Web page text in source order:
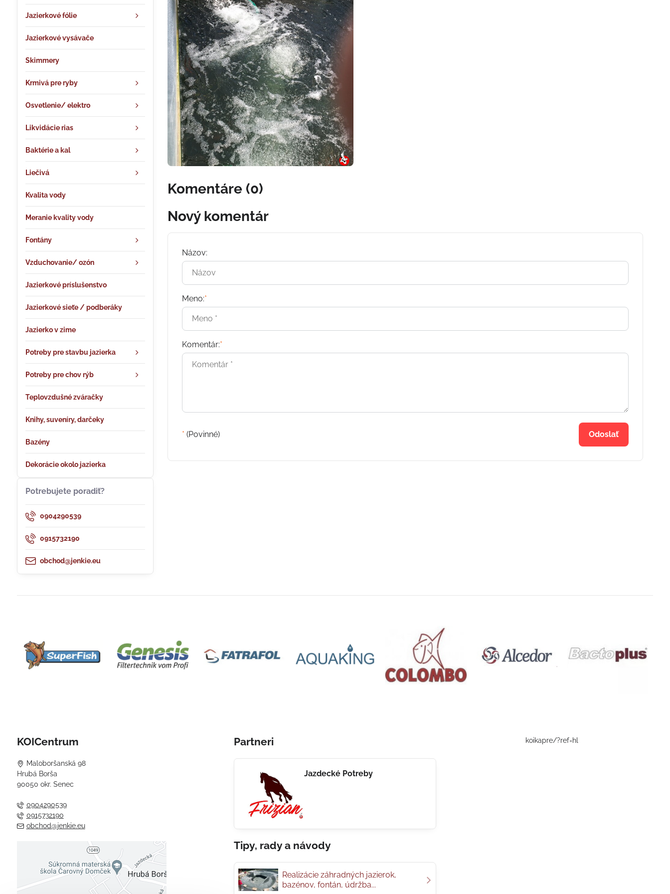
Komentáre (0)
Nový komentár
Názov:
Meno:*
Komentár:*
* (Povinné) Odoslať
Jazierkové fólie
Jazierkové vysávače
Skimmery
Krmivá pre ryby
Osvetlenie/ elektro
Likvidácie rias
Baktérie a kal
Liečivá
Kvalita vody
Meranie kvality vody
Fontány
Vzduchovanie/ ozón
Jazierkové príslušenstvo
Jazierkové sieťe / podberáky
Jazierko v zime
Potreby pre stavbu jazierka
Potreby pre chov rýb
Teplovzdušné zváračky
Knihy, suveníry, darčeky
Bazény
Dekorácie okolo jazierka
Potrebujete poradiť?
0904290539
0915732190
obchod@jenkie.eu
KOICentrum
Maloboršanská 98
Hrubá Borša
90050 okr. Senec
0904290539
0915732190
obchod@jenkie.eu
Externý obsah je blokovaný
Voľbami súkromia
Partneri
Jazdecké Potreby
Tipy, rady a návody
Realizácie záhradných jazierok,
bazénov, fontán, údržba...
koikapre/?ref=hl